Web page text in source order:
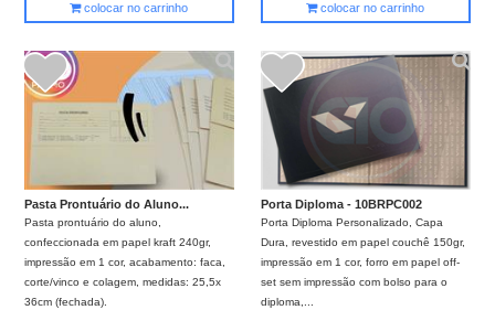
colocar no carrinho colocar no carrinho
Pasta Prontuário do Aluno...
Pasta prontuário do aluno,
confeccionada em papel kraft 240gr,
impressão em 1 cor, acabamento: faca,
corte/vinco e colagem, medidas: 25,5x
36cm (fechada).
Porta Diploma - 10BRPC002
Porta Diploma Personalizado, Capa
Dura, revestido em papel couchê 150gr,
impressão em 1 cor, forro em papel off-
set sem impressão com bolso para o
diploma,...